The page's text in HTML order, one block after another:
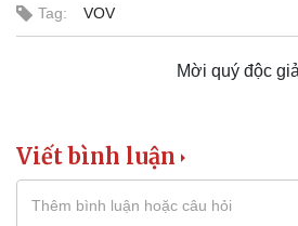
Vì cộng đồng
Tag: VOV
Mời quý độc
Viết bình luận